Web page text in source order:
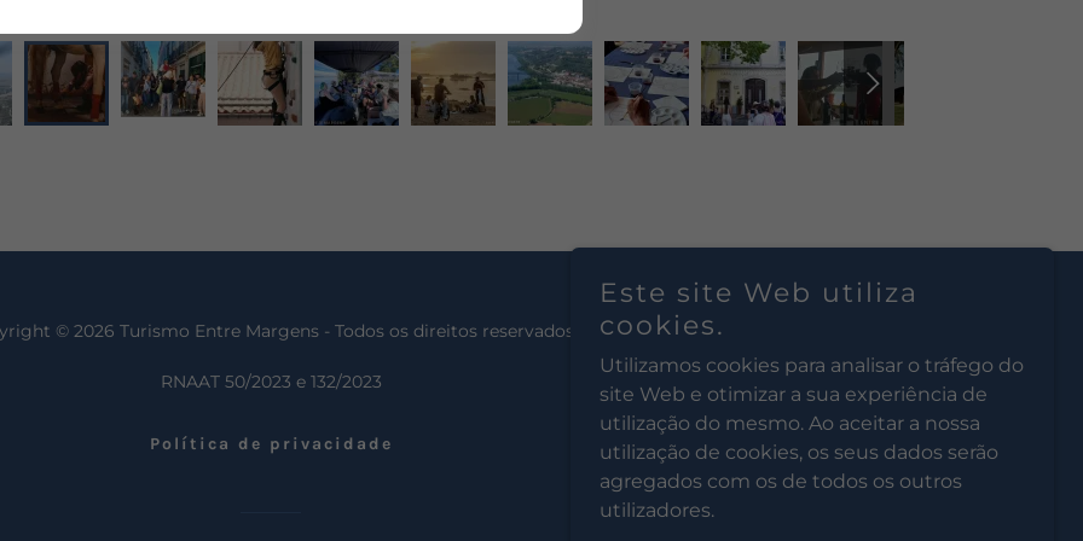
© 2026 Turismo Entre Margens - Todos os direitos reservados.
RNAAT 50/2023 e 132/2023
Política de privacidade
Este site Web utiliza
cookies.
Utilizamos cookies para analisar o tráfego do
site Web e otimizar a sua experiência de
utilização do mesmo. Ao aceitar a nossa
utilização de cookies, os seus dados serão
agregados com os de todos os outros
utilizadores.